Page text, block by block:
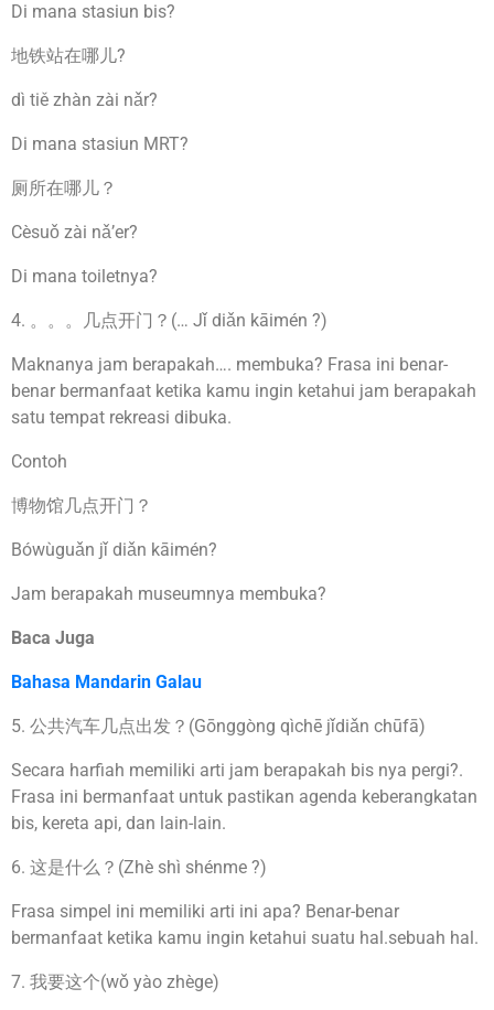
Di mana stasiun bis?
地铁站在哪儿?
dì tiě zhàn zài nǎr?
Di mana stasiun MRT?
厕所在哪儿？
Cèsuǒ zài nǎ’er?
Di mana toiletnya?
4. 。。。几点开门？(… Jǐ diǎn kāimén ?)
Maknanya jam berapakah…. membuka? Frasa ini benar-
benar bermanfaat ketika kamu ingin ketahui jam berapakah
satu tempat rekreasi dibuka.
Contoh
博物馆几点开门？
Bówùguǎn jǐ diǎn kāimén?
Jam berapakah museumnya membuka?
Baca Juga
Bahasa Mandarin Galau
5. 公共汽车几点出发？(Gōnggòng qìchē jǐdiǎn chūfā)
Secara harfiah memiliki arti jam berapakah bis nya pergi?.
Frasa ini bermanfaat untuk pastikan agenda keberangkatan
bis, kereta api, dan lain-lain.
6. 这是什么？(Zhè shì shénme ?)
Frasa simpel ini memiliki arti ini apa? Benar-benar
bermanfaat ketika kamu ingin ketahui suatu hal.sebuah hal.
7. 我要这个(wǒ yào zhège)